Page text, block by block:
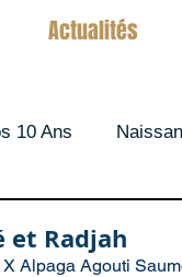
Actualités
10 Ans
et Radjah
Alpaga Agouti